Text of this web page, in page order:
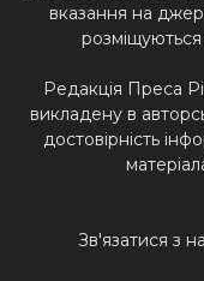
вказання на
Редакція Преса
викладену в
достовірність
Зв'язатися з